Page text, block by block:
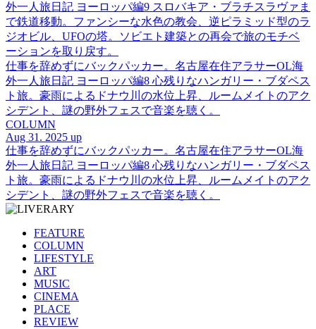
外一人旅日記 ヨーロッパ編9 スロバキア・ブラチスラヴァま
で鉄道移動。ファンシーな水色の教会、逆ピラミッド型のラ
ジオビル、UFOの塔。ソビエト建築との再会で旅のモチベ
ーションを取り戻す。
仕事を辞めずにバックパッカー。名古屋在住アラサーOL海
外一人旅日記 ヨーロッパ編8 心残りなハンガリー・ブダペス
ト旅。豪雨によるドナウ川の水位上昇、ルームメイトのアク
シデント、謎の野外フェスで音楽を聴く。
COLUMN
Aug 31. 2025 up
仕事を辞めずにバックパッカー。名古屋在住アラサーOL海
外一人旅日記 ヨーロッパ編8 心残りなハンガリー・ブダペス
ト旅。豪雨によるドナウ川の水位上昇、ルームメイトのアク
シデント、謎の野外フェスで音楽を聴く。
FEATURE
COLUMN
LIFESTYLE
ART
MUSIC
CINEMA
PLACE
REVIEW